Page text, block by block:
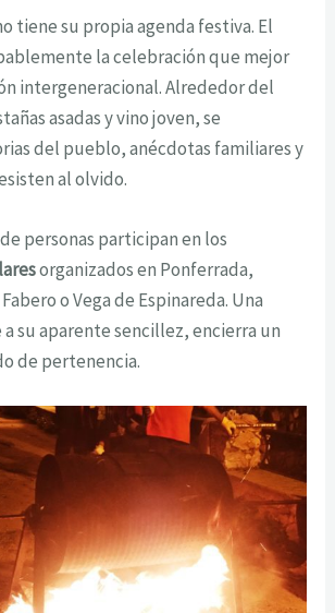
tiene su propia agenda festiva. El
la celebración que mejor
intergeneracional. Alrededor del
asadas y vino joven, se
del pueblo, anécdotas familiares y
al olvido.
personas participan en los
organizados en Ponferrada,
o Vega de Espinareda. Una
su aparente sencillez, encierra un
de pertenencia.